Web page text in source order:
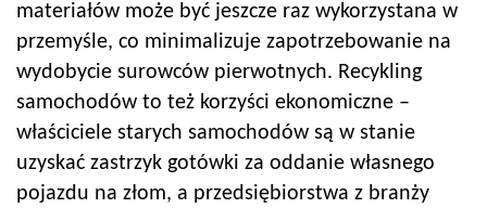
materiałów może być jeszcze raz wykorzystana w
przemyśle, co minimalizuje zapotrzebowanie na
wydobycie surowców pierwotnych. Recykling
samochodów to też korzyści ekonomiczne –
właściciele starych samochodów są w stanie
uzyskać zastrzyk gotówki za oddanie własnego
pojazdu na złom, a przedsiębiorstwa z branży